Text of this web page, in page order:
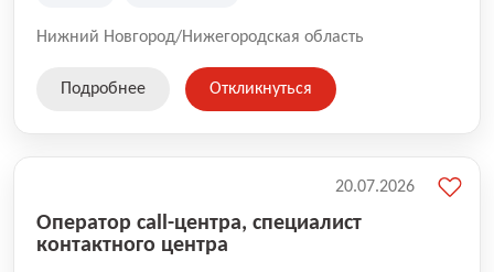
Нижний Новгород/Нижегородская область
Подробнее Откликнуться
Оператор call-центра, специалист
контактного центра
20.07.2026